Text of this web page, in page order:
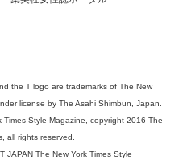
the T logo are trademarks of The New
license by The Asahi Shimbun, Japan.
Style Magazine, copyright 2016 The
all rights reserved.
JAPAN The New York Times Style